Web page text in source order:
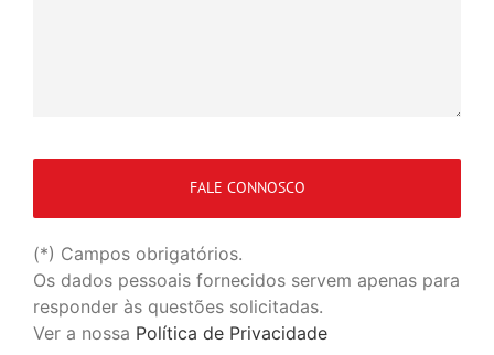
(*) Campos obrigatórios.
Os dados pessoais fornecidos servem apenas para
responder às questões solicitadas.
Ver a nossa Política de Privacidade